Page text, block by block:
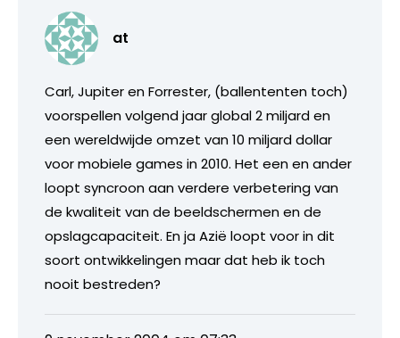
at
Carl, Jupiter en Forrester, (ballententen toch)
voorspellen volgend jaar global 2 miljard en
een wereldwijde omzet van 10 miljard dollar
voor mobiele games in 2010. Het een en ander
loopt syncroon aan verdere verbetering van
de kwaliteit van de beeldschermen en de
opslagcapaciteit. En ja Azië loopt voor in dit
soort ontwikkelingen maar dat heb ik toch
nooit bestreden?